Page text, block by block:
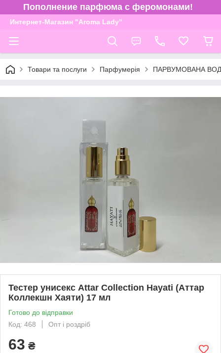
Пополнение парфюма с феромонами!
Интернет-Магазин "Aroma Lady"
Товари та послуги Парфумерія ПАРВУМОВАНА
Тестер унисекс Attar Collection Hayati (Аттар
Коллекшн Хаяти) 17 мл
Готово до відправки
Код: 468
Опт і роздріб
63 ₴